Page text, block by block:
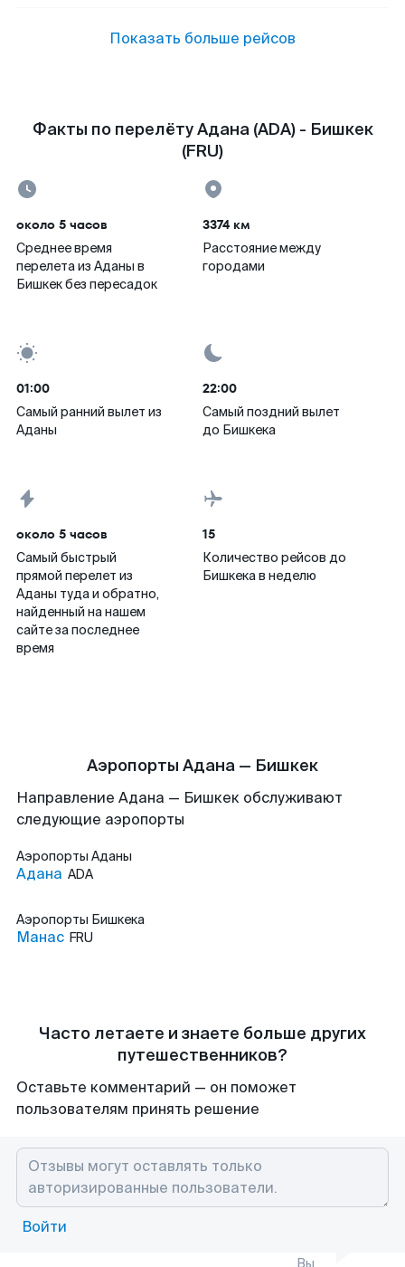
Показать больше рейсов
Факты по перелёту Адана (ADA) - Бишкек
(FRU)
около 5 часов
Среднее время
перелета из Аданы в
Бишкек без пересадок
3374 км
Расстояние между
городами
01:00
Самый ранний вылет из
Аданы
22:00
Самый поздний вылет
до Бишкека
около 5 часов
Самый быстрый
прямой перелет из
Аданы туда и обратно,
найденный на нашем
сайте за последнее
время
15
Количество рейсов до
Бишкека в неделю
Аэропорты Адана — Бишкек
Направление Адана — Бишкек обслуживают
следующие аэропорты
Аэропорты Аданы
Адана ADA
Аэропорты Бишкека
Манас FRU
Часто летаете и знаете больше других
путешественников?
Оставьте комментарий — он поможет
пользователям принять решение
Войти
Вы